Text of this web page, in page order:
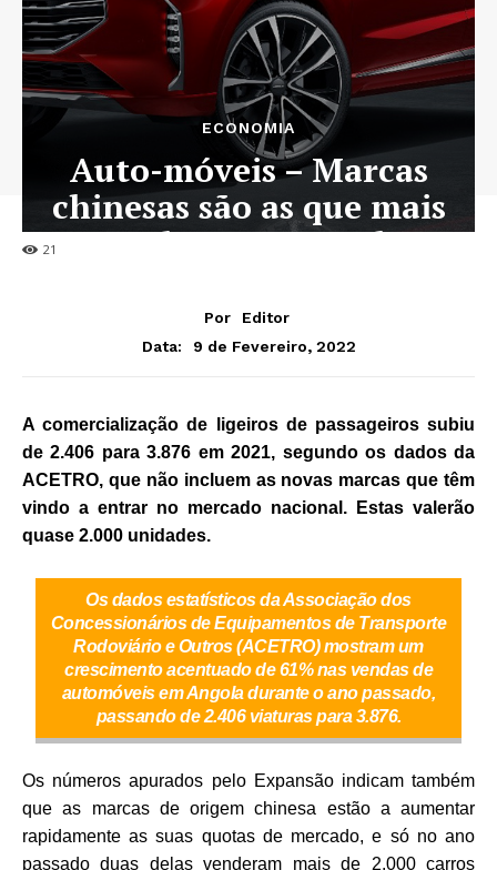
21
ECONOMIA
Auto-móveis – Marcas
chinesas são as que mais
vendem em Angola
Por
Editor
Data:
9 de Fevereiro, 2022
A comercialização de ligeiros de passageiros subiu
de 2.406 para 3.876 em 2021, segundo os dados da
ACETRO, que não incluem as novas marcas que têm
vindo a entrar no mercado nacional. Estas valerão
quase 2.000 unidades.
Os dados estatísticos da Associação dos
Concessionários de Equipamentos de Transporte
Rodoviário e Outros (ACETRO) mostram um
crescimento acentuado de 61% nas vendas de
automóveis em Angola durante o ano passado,
passando de 2.406 viaturas para 3.876.
Os números apurados pelo Expansão indicam também
que as marcas de origem chinesa estão a aumentar
rapidamente as suas quotas de mercado, e só no ano
passado duas delas venderam mais de 2.000 carros